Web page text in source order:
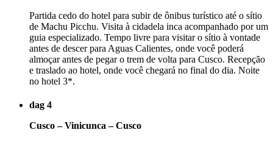
Partida cedo do hotel para subir de ônibus turístico até o sítio
de Machu Picchu. Visita à cidadela inca acompanhado por um
guia especializado. Tempo livre para visitar o sítio à vontade
antes de descer para Aguas Calientes, onde você poderá
almoçar antes de pegar o trem de volta para Cusco. Recepção
e traslado ao hotel, onde você chegará no final do dia. Noite
no hotel 3*.
dag 4
Cusco – Vinicunca – Cusco